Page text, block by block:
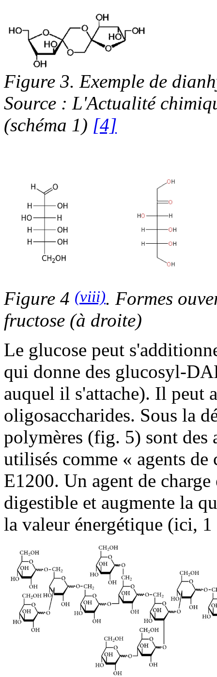
Figure 3. Exemple de
Source : L'Actualité
(schéma 1) [4]
Figure 4 (viii). Formes
fructose (à droite)
Le glucose peut
qui donne des glucosyl-
auquel il s'attache). Il peut
oligosaccharides. Sous la
polymères (fig. 5) sont des
utilisés comme « agents
E1200. Un agent de
digestible et augmente la
la valeur énergétique (ici,